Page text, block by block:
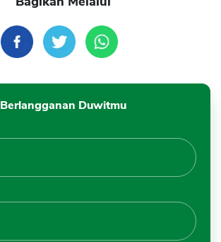
Berlangganan Duwitmu